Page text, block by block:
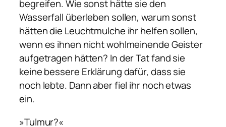
begreifen. Wie sonst hätte sie den
Wasserfall überleben sollen, warum sonst
hätten die Leuchtmulche ihr helfen sollen,
wenn es ihnen nicht wohlmeinende Geister
aufgetragen hätten? In der Tat fand sie
keine bessere Erklärung dafür, dass sie
noch lebte. Dann aber fiel ihr noch etwas
ein.
»Tulmur?«